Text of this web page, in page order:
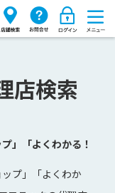
店検索
」「よくわかる！
プ」「よくわか